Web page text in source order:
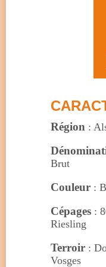
Région :
Brut
Couleur:
Cépages:
Riesling
Terroir:
Vosges